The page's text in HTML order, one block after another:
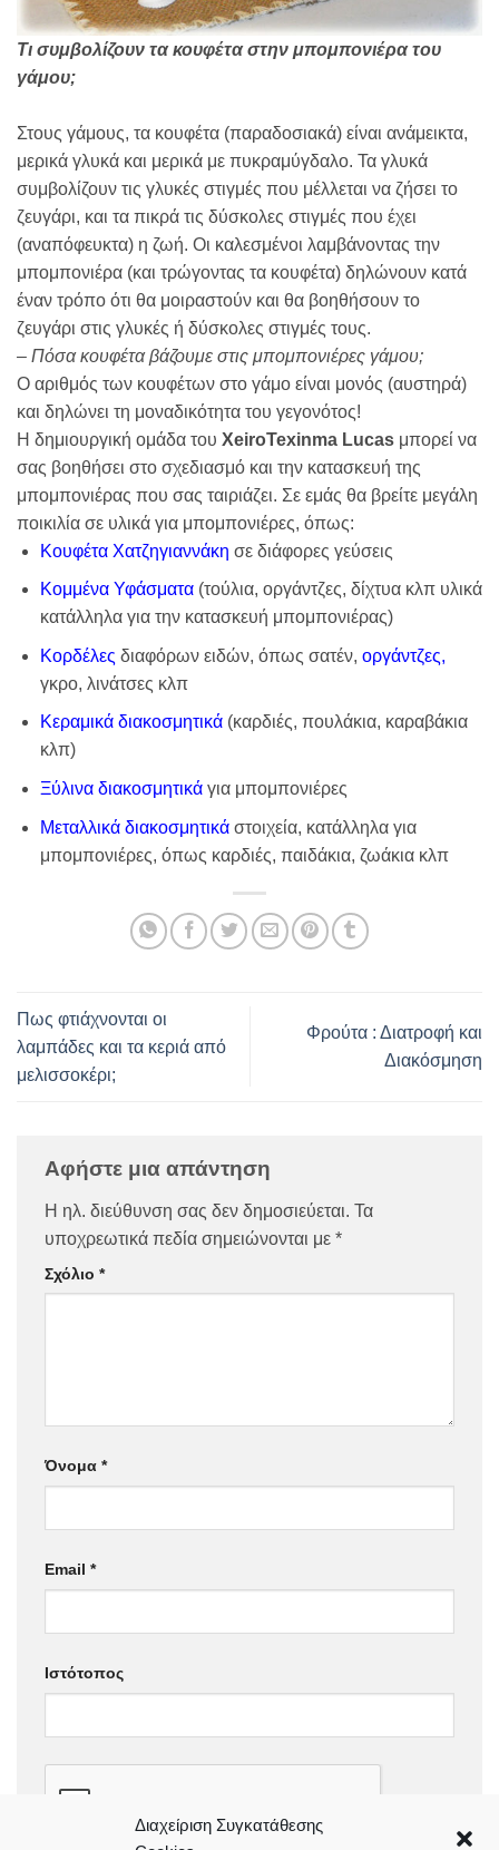
Διαχείριση Συγκατάθεσης
Τι συμβολίζουν τα κουφέτα στην μπομπονιέρα του
γάμου;
Στους γάμους, τα κουφέτα (παραδοσιακά) είναι ανάμεικτα,
μερικά γλυκά και μερικά με πυκραμύγδαλο. Τα γλυκά
συμβολίζουν τις γλυκές στιγμές που μέλλεται να ζήσει το
ζευγάρι, και τα πικρά τις δύσκολες στιγμές που έχει
(αναπόφευκτα) η ζωή. Οι καλεσμένοι λαμβάνοντας την
μπομπονιέρα (και τρώγοντας τα κουφέτα) δηλώνουν κατά
έναν τρόπο ότι θα μοιραστούν και θα βοηθήσουν το
ζευγάρι στις γλυκές ή δύσκολες στιγμές τους.
– Πόσα κουφέτα βάζουμε στις μπομπονιέρες γάμου;
Ο αριθμός των κουφέτων στο γάμο είναι μονός (αυστηρά)
και δηλώνει τη μοναδικότητα του γεγονότος!
Η δημιουργική ομάδα του XeiroTexinma Lucas μπορεί να
σας βοηθήσει στο σχεδιασμό και την κατασκευή της
μπομπονιέρας που σας ταιριάζει. Σε εμάς θα βρείτε μεγάλη
ποικιλία σε υλικά για μπομπονιέρες, όπως:
Κουφέτα Χατζηγιαννάκη σε διάφορες γεύσεις
Κομμένα Υφάσματα (τούλια, οργάντζες, δίχτυα κλπ υλικά
κατάλληλα για την κατασκευή μπομπονιέρας)
Κορδέλες διαφόρων ειδών, όπως σατέν, οργάντζες,
γκρο, λινάτσες κλπ
Κεραμικά διακοσμητικά (καρδιές, πουλάκια, καραβάκια
κλπ)
Ξύλινα διακοσμητικάγια μπομπονιέρες
Μεταλλικά διακοσμητικάστοιχεία, κατάλληλα για
μπομπονιέρες, όπως καρδιές, παιδάκια, ζωάκια κλπ
Πως φτιάχνονται οι
λαμπάδες και τα κεριά από
μελισσοκέρι;
Φρούτα : Διατροφή και
Διακόσμηση
Αφήστε μια απάντηση
Η ηλ. διεύθυνση σας δεν δημοσιεύεται. Τα
υποχρεωτικά πεδία σημειώνονται με *
Σχόλιο *
Όνομα *
Email *
Ιστότοπος